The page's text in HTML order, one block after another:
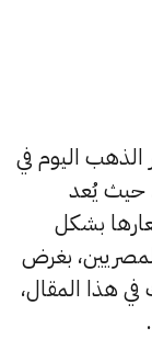
اليوم في
7:00 مساءً. حيث يُعد
بشكل
بغرض
هذا المقال،